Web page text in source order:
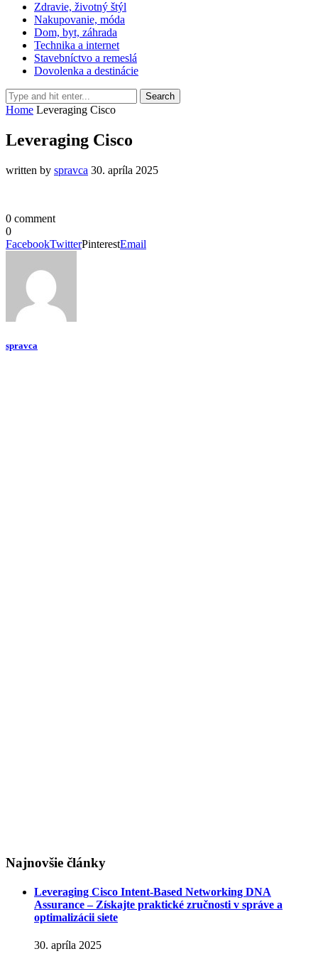
Zdravie, životný štýl
Nakupovanie, móda
Dom, byt, záhrada
Technika a internet
Stavebníctvo a remeslá
Dovolenka a destinácie
Home Leveraging Cisco
Leveraging Cisco
written by spravca 30. apríla 2025
0 comment
0
FacebookTwitterPinterestEmail
spravca
Najnovšie články
Leveraging Cisco Intent-Based Networking DNA
Assurance – Získajte praktické zručnosti v správe a
optimalizácii siete
30. apríla 2025